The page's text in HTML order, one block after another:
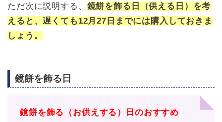
ただ次に説明する、 鏡餅を飾る日（供える日）を考
えると、遅くても12月27日までには購入しておきま
しょう。
鏡餅を飾る日
鏡餅を飾る（お供えする）日のおすすめ